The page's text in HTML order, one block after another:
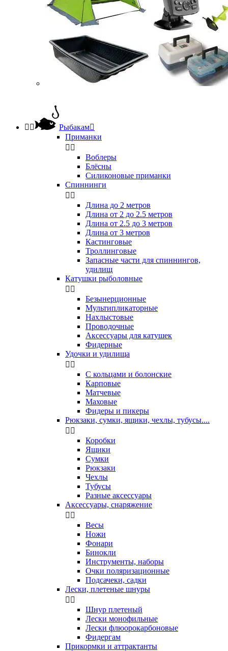
  Рыбакам
Приманки
 
Воблеры
Блёсны
Силиконовые приманки
Спиннинги
 
Длина до 2 метров
Длина от 2 до 2.5 метров
Длина от 2.5 до 3 метров
Длина от 3 метров
Кастинговые
Троллинговые
Запасные части для спиннингов,
удилищ
Катушки рыболовные
 
Безынерционные
Мультипликаторные
Нахлыстовые
Проводочные
Аксессуары для катушек
Фидерные
Удочки и удилища
 
С кольцами и болонские
Карповые
Матчевые
Маховые
Фидеры и пикеры
Рюкзаки, сумки, ящики, чехлы, тубусы....
 
Коробки
Ящики
Сумки
Рюкзаки
Чехлы
Тубусы
Разные аксессуары
Аксессуары, снаряжение
 
Весы
Ножи
Фонари
Бинокли
Инструменты, наборы
Очки поляризационные
Подсачеки, садки
Лески, плетеные шнуры
 
Шнур плетеный
Лески монофильные
Лески флюорокарбоновые
Фидергам
Прикормки и аттрактанты